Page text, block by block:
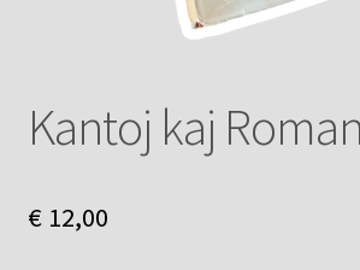
Kantoj kaj
€12,00